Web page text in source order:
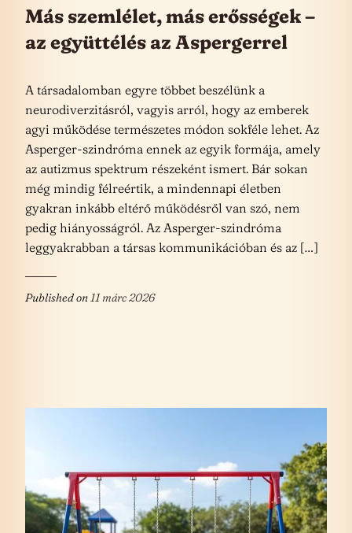
Más szemlélet, más erősségek –
az együttélés az Aspergerrel
A társadalomban egyre többet beszélünk a
neurodiverzitásról, vagyis arról, hogy az emberek
agyi működése természetes módon sokféle lehet. Az
Asperger-szindróma ennek az egyik formája, amely
az autizmus spektrum részeként ismert. Bár sokan
még mindig félreértik, a mindennapi életben
gyakran inkább eltérő működésről van szó, nem
pedig hiányosságról. Az Asperger-szindróma
leggyakrabban a társas kommunikációban és az […]
Published on11 márc 2026